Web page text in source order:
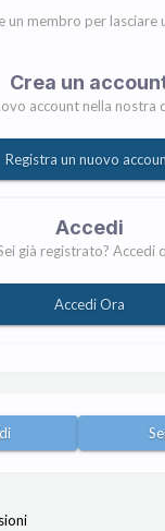
un membro per lasciare
Crea un
account nella nostra
Registra un nuovo
Accedi
già registrato? Accedi
Accedi Ora